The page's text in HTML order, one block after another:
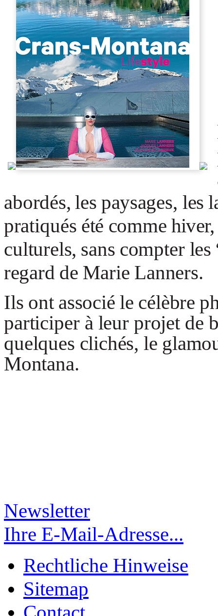
abordés, les paysages, les
pratiqués été comme
culturels, sans compter les
regard de Marie Lanners.
Ils ont associé le célèbre
participer à leur projetde
quelques clichés, le
Montana.
Newsletter
Ihre E-Mail-Adresse...
Rechtliche Hinweise
Sitemap